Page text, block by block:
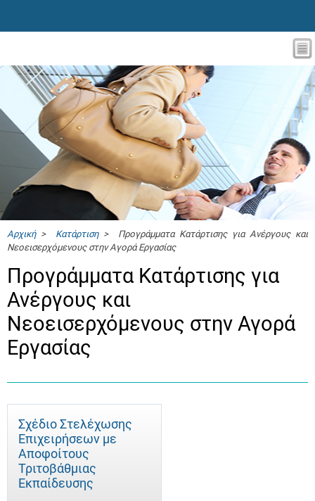
Αρχική> Κατάρτιση> Προγράμματα Κατάρτισης για Ανέργους και
Νεοεισερχόμενους στην Αγορά Εργασίας
Προγράμματα Κατάρτισης για
Ανέργους και
Νεοεισερχόμενους στην Αγορά
Εργασίας
Σχέδιο Στελέχωσης
Επιχειρήσεων με
Αποφοίτους
Τριτοβάθμιας
Εκπαίδευσης